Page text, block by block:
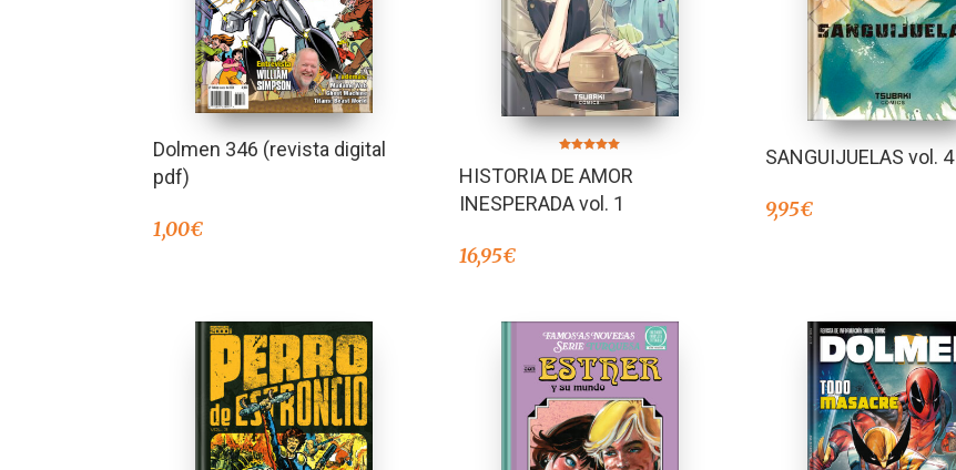
Dolmen 346 (revista digital
pdf)
1,00€
5.00
de 5
HISTORIA DE AMOR
INESPERADA vol. 1
16,95€
SANGUIJUELAS vol. 4
9,95€